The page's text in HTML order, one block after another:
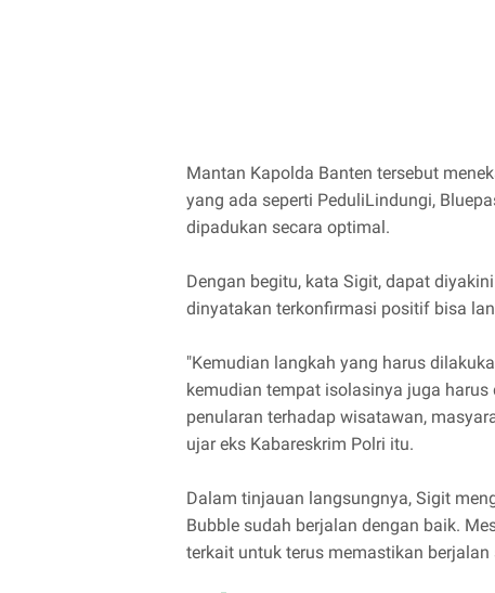
Mantan Kapolda Banten tersebut
yang ada seperti PeduliLindungi,
dipadukan secara optimal.
Dengan begitu, kata Sigit, dapat
dinyatakan terkonfirmasi positif bisa
"Kemudian langkah yang harus
kemudian tempat isolasinya juga
penularan terhadap wisatawan,
ujar eks Kabareskrim Polri itu.
Dalam tinjauan langsungnya, Sigit
Bubble sudah berjalan dengan baik.
terkait untuk terus memastikan berjalan